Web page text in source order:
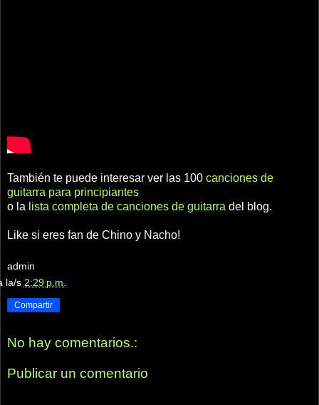
También te puede interesar ver las 100 canciones de
guitarra para principiantes
o la lista completa de canciones de guitarra del blog.
Like si eres fan de Chino y Nacho!
admin
la/s 2:29 p.m.
Compartir
No hay comentarios.:
Publicar un comentario